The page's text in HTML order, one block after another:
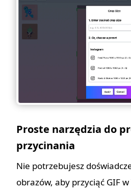
Proste narzędzia do
przycinania
Nie potrzebujesz
obrazów, aby przyciąć GIF